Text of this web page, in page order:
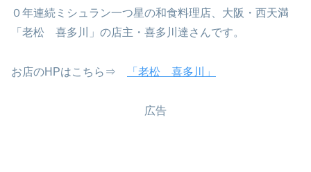
０年連続ミシュラン一つ星の和食料理店、大阪・西天満
「老松 喜多川」の店主・喜多川達さんです。
お店のHPはこちら⇒ 「老松 喜多川」
広告